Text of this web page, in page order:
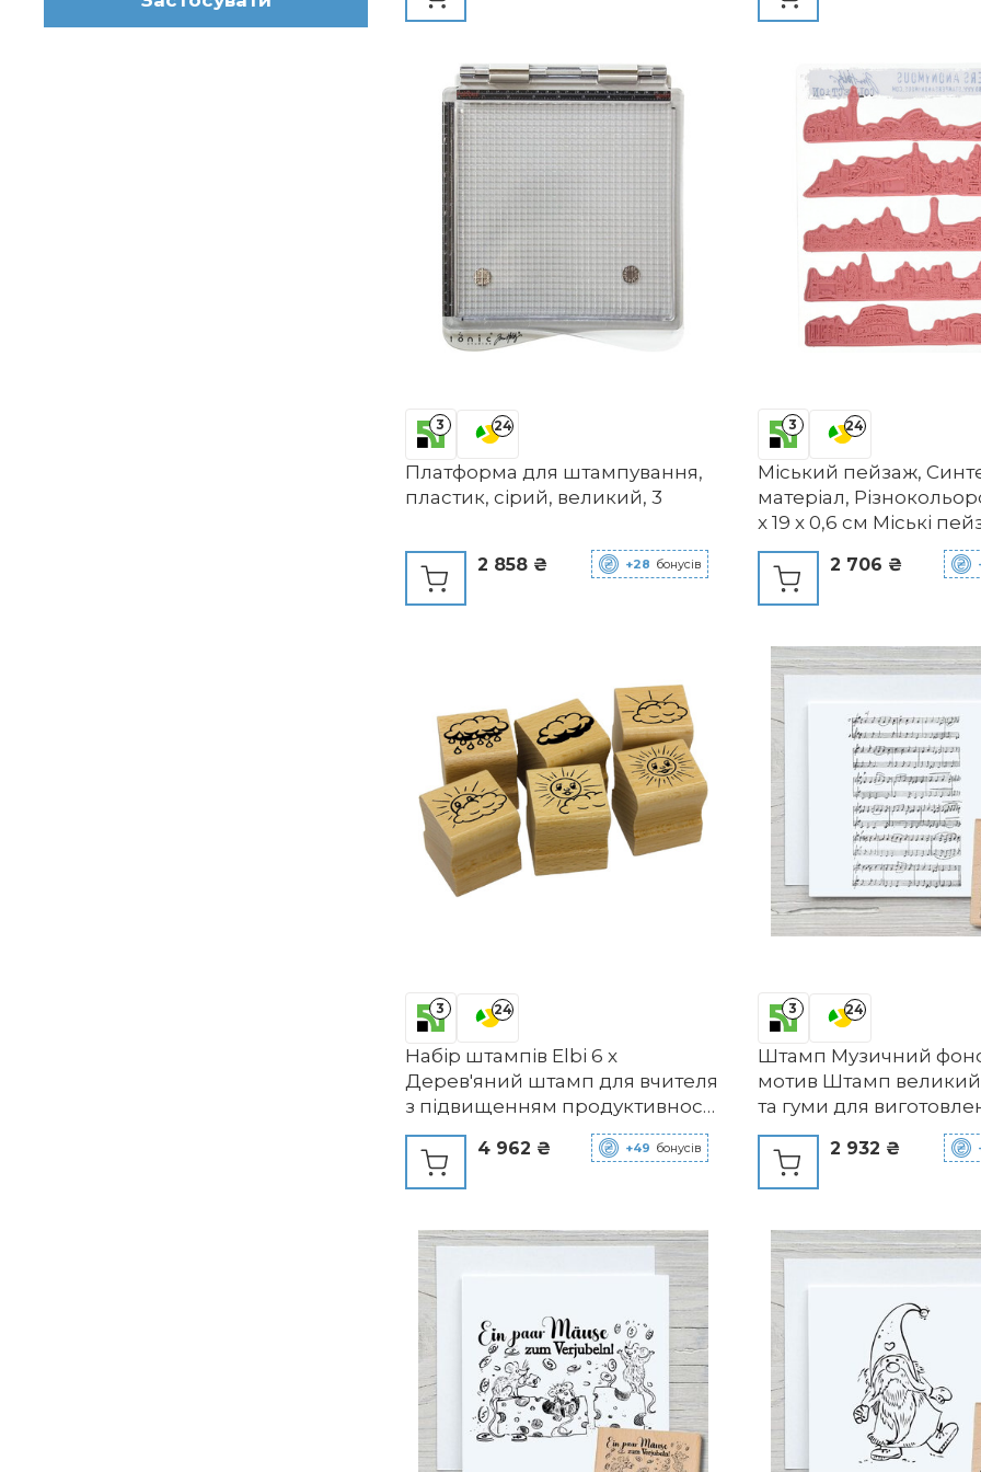
Різдвяна листівка, Адвент,
Прикраса, Діти
3 24
Платформа для штампування,
пластик, сірий, великий, 3
2 858 ₴ +28 бонусів
3 24
Міський пейзаж,
матеріал,
x 19 x 0,6 см Міські
2 706 ₴
3 24
Набір штампів Elbi 6 x
Дерев'яний штамп для вчителя
з підвищенням продуктивності
Sun/Cloud
4 962 ₴ +49 бонусів
3 24
Штамп Музичний
мотив Штамп великий
та гуми для
карток, дерев'яний
альбом, текстильна
прикраса, діти
2 932 ₴